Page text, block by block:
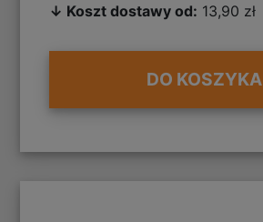
↓ Koszt dostawy od: 13,90 zł
DO KOSZYKA